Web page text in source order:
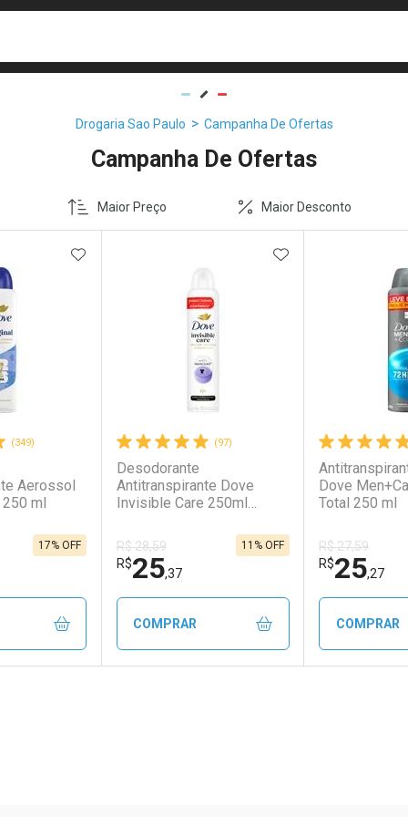
Drogaria Sao Paulo Campanha De Ofertas
Campanha De Ofertas
Maior Preço Maior Desconto
(349)
Aerossol
ml
17% OFF
ADICIONAR AOS FAVORITOS
(97)
Desodorante
Antitranspirante Dove
Invisible Care 250ml
R$ 28,59
R$25,37
11% OFF
ADICIONAR AOS
COMPRAR
Dove
Total 250 ml
R$ 27,59
R$25,27
COMPRAR